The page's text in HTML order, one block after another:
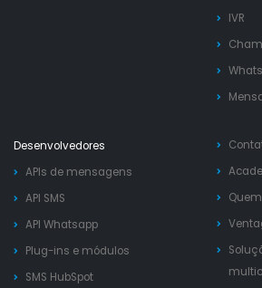
IVR
Desenvolvedores
APIs de mensagens
API SMS
API Whatsapp
Plug-ins e módulos
SMS HubSpot